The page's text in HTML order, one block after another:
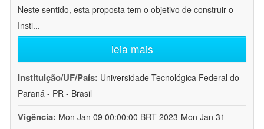
Neste sentido, esta proposta tem o objetivo de construir o
Insti...
leia mais
Instituição/UF/País: Universidade Tecnológica Federal do
Paraná - PR - Brasil
Vigência: Mon Jan 09 00:00:00 BRT 2023-Mon Jan 31